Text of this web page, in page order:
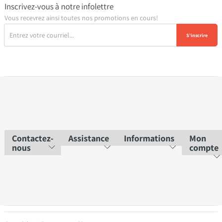
Inscrivez-vous à notre infolettre
Vous recevrez ainsi toutes nos promotions en cours!
S'inscrire
Contactez-
nous
Assistance Informations
Mon
compte